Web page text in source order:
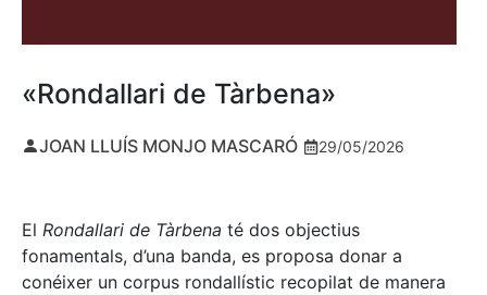
«Rondallari de Tàrbena»
JOAN LLUÍS MONJO MASCARÓ 29/05/2026
El Rondallari de Tàrbena té dos objectius
fonamentals, d’una banda, es proposa donar a
conéixer un corpus rondallístic recopilat de manera